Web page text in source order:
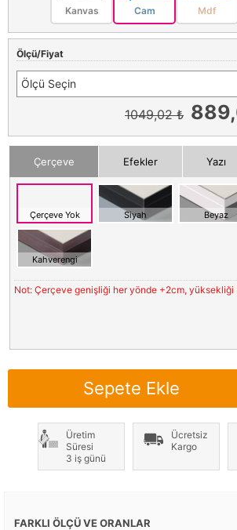
Kanvas Cam Mdf
Ölçü/Fiyat
Ölçü Seçin
1049,02 ₺
Çerçeve Efekler Yazı
Çerçeve Yok Siyah Beyaz
Kahverengi
Not: Çerçeve genişliği her yönde +2cm, yüksekliği
Sepete Ekle
Üretim
Süresi
3 iş günü
Ücretsiz
Kargo
FARKLI ÖLÇÜ VE ORANLAR